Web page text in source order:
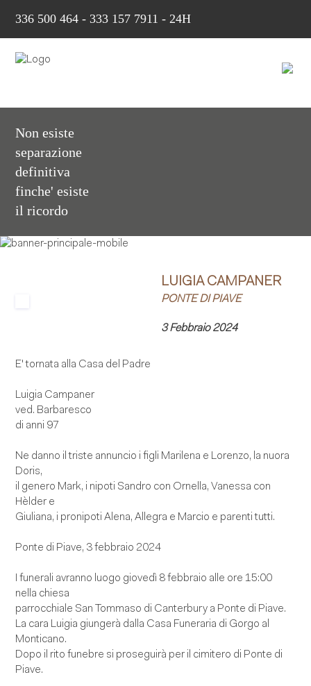
336 500 464 - 333 157 7911 - 24H
Non esiste
separazione
definitiva
finche' esiste
il ricordo
LUIGIA CAMPANER
PONTE DI PIAVE
3 Febbraio 2024
E' tornata alla Casa del Padre
Luigia Campaner
ved. Barbaresco
di anni 97
Ne danno il triste annuncio i figli Marilena e Lorenzo, la nuora
Doris,
il genero Mark, i nipoti Sandro con Ornella, Vanessa con
Hèlder e
Giuliana, i pronipoti Alena, Allegra e Marcio e parenti tutti.
Ponte di Piave, 3 febbraio 2024
I funerali avranno luogo giovedì 8 febbraio alle ore 15:00
nella chiesa
parrocchiale San Tommaso di Canterbury a Ponte di Piave.
La cara Luigia giungerà dalla Casa Funeraria di Gorgo al
Monticano.
Dopo il rito funebre si proseguirà per il cimitero di Ponte di
Piave.